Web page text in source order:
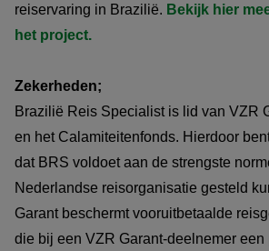
reiservaring in Brazilië. Bekijk hier
het project.
Zekerheden;
Brazilië Reis Specialist is lid van VZR
en het Calamiteitenfonds. Hierdoor
dat BRS voldoet aan de strengste
Nederlandse reisorganisatie gesteld
Garant beschermt vooruitbetaalde
die bij een VZR Garant-deelnemer een